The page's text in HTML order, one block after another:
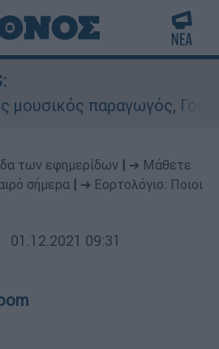
παραγωγός,
των εφημερίδων
➔ Μάθετε
σήμερα
➔ Εορτολόγιο: Ποιοι
01.12.2021 09:31